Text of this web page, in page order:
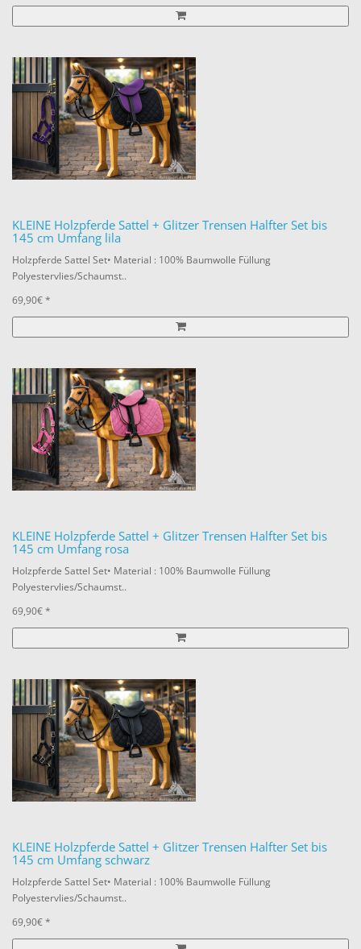
KLEINE Holzpferde Sattel + Glitzer Trensen Halfter Set bis
145 cm Umfang lila
Holzpferde Sattel Set• Material : 100% Baumwolle Füllung
Polyestervlies/Schaumst..
69,90€ *
KLEINE Holzpferde Sattel + Glitzer Trensen Halfter Set bis
145 cm Umfang rosa
Holzpferde Sattel Set• Material : 100% Baumwolle Füllung
Polyestervlies/Schaumst..
69,90€ *
KLEINE Holzpferde Sattel + Glitzer Trensen Halfter Set bis
145 cm Umfang schwarz
Holzpferde Sattel Set• Material : 100% Baumwolle Füllung
Polyestervlies/Schaumst..
69,90€ *